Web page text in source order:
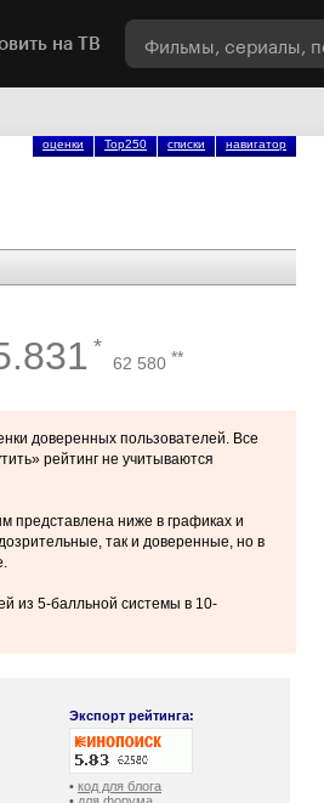
на ТВ
оценки Top250 списки навигатор
*
62 580 **
доверенных пользователей. Все
рейтинг не учитываются
представлена ниже в графиках и
так и доверенные, но в
из 5-балльной системы в 10-
Экспорт рейтинга:
• код для блога